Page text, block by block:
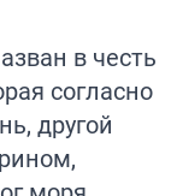
в честь
согласно
другой